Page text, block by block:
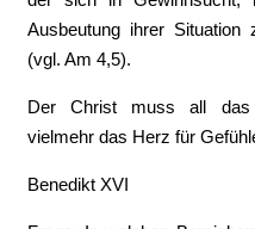
Ausbeutung ihrer Situation
(vgl. Am 4,5).
Der Christ muss all das
vielmehr das Herz für
Benedikt XVI